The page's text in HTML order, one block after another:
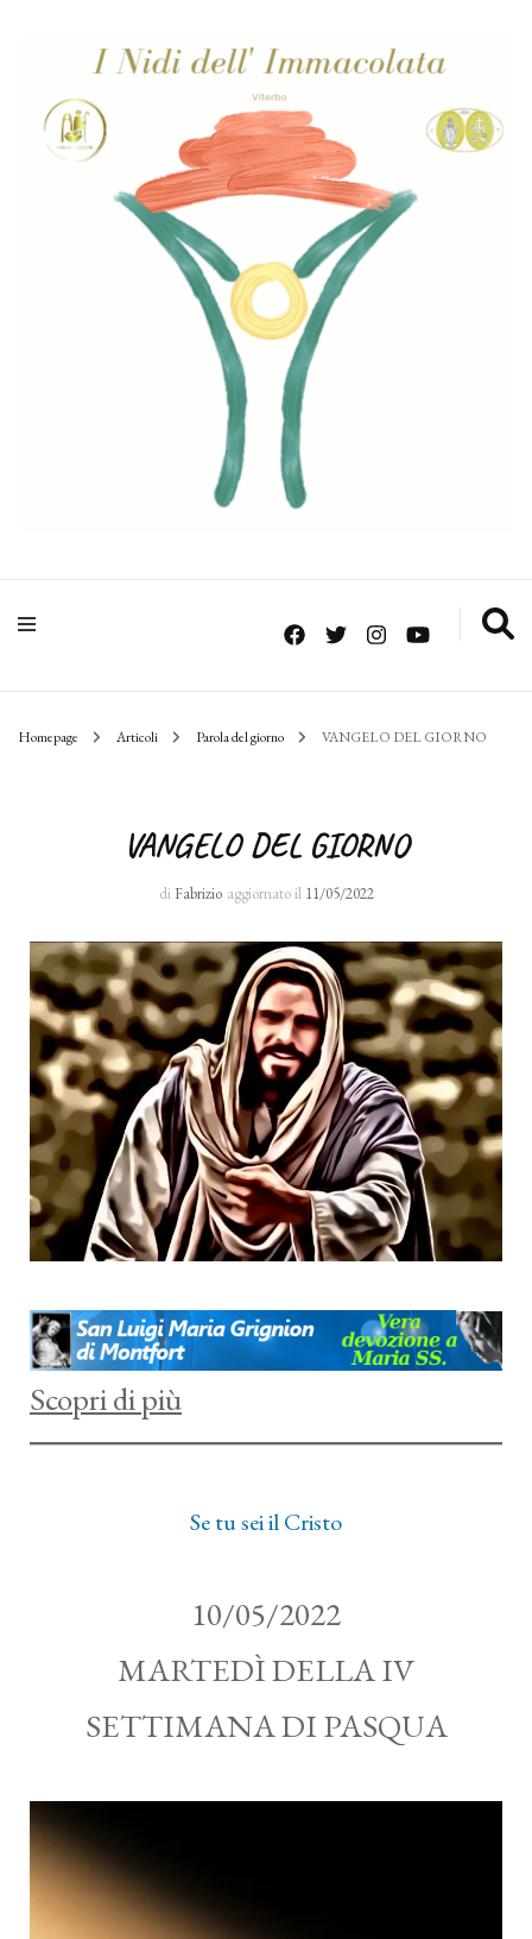
Homepage Articoli Parola del giorno VANGELO DEL GIORNO
VANGELO DEL GIORNO
di Fabrizio aggiornato il 11/05/2022
Scopri di più
Se tu sei il Cristo
10/05/2022
MARTEDÌ DELLA IV
SETTIMANA DI PASQUA